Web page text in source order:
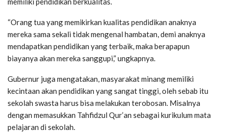
“Orang tua yang memikirkan kualitas pendidikan anaknya
mereka sama sekali tidak mengenal hambatan, demi anaknya
mendapatkan pendidikan yang terbaik, maka berapapun
biayanya akan mereka sanggupi,” ungkapnya.
Gubernur juga mengatakan, masyarakat minang memiliki
kecintaan akan pendidikan yang sangat tinggi, oleh sebab itu
sekolah swasta harus bisa melakukan terobosan. Misalnya
dengan memasukkan Tahfidzul Qur’an sebagai kurikulum mata
pelajaran di sekolah.